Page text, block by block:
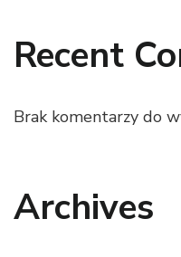
Recent
Brak komentarzy do
Archives